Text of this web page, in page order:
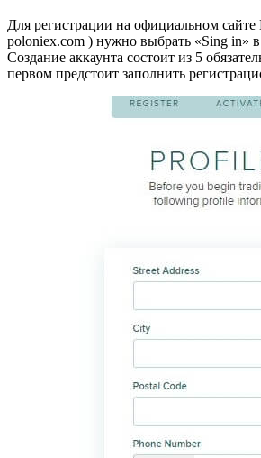
Для регистрации на официальном
poloniex.com ) нужно выбрать «Sing in»
Создание аккаунта состоит из 5
первом предстоит заполнить